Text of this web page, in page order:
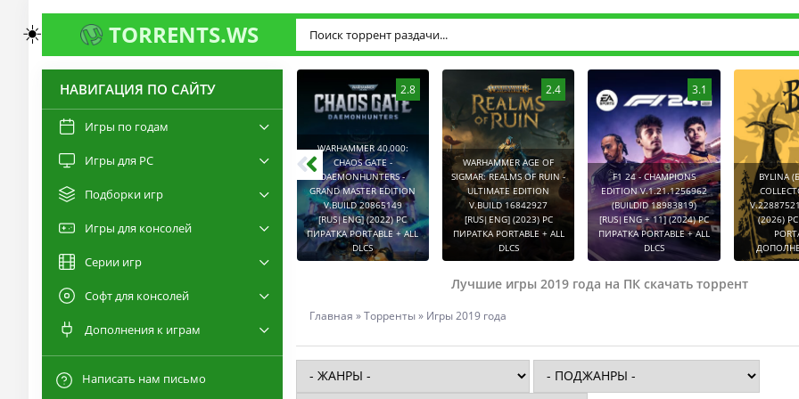
TORRENTS.WS
НАВИГАЦИЯ ПО САЙТУ
Игры по годам
Игры для PC
Подборки игр
Игры для консолей
Серии игр
Софт для консолей
Дополнения к играм
Написать нам письмо
3.0
RESIDENT EVIL 9:
REQUIEM - DELUXE
EDITION V.BUILD
(2026) PC ПИРАТКА
[RUS|ENG] (2026) PC
2.8
WARHAMMER 40,000:
CHAOS GATE -
DAEMONHUNTERS -
GRAND MASTER EDITION
V.BUILD 20865149
[RUS|ENG] (2022) PC
ПИРАТКА PORTABLE + ALL
DLCS
2.4
WARHAMMER AGE OF
SIGMAR: REALMS OF RUIN -
ULTIMATE EDITION
V.BUILD 16842927
[RUS|ENG] (2023) PC
ПИРАТКА PORTABLE + ALL
DLCS
3.1
F1 24 - CHAMPIONS
EDITION V.1.21.1256962
(BUILDID 18983819)
[RUS|ENG + 11] (2024) PC
ПИРАТКА PORTABLE + ALL
DLCS
BYLINA
(2026)
Лучшие игры 2019 года на ПК скачать торрент
Главная »Торренты» Игры 2019 года
☀️